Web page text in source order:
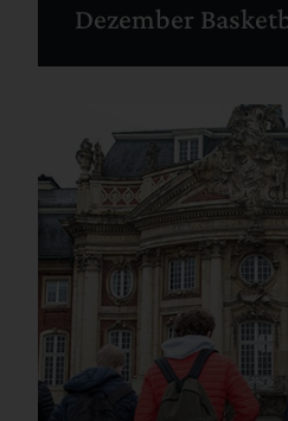
Dezember